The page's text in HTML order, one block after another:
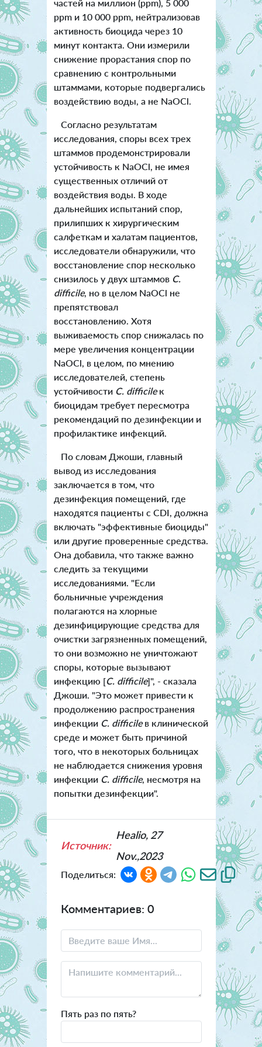
частей на миллион (ppm), 5 000
ppm и 10 000 ppm, нейтрализовав
активность биоцида через 10
минут контакта. Они измерили
снижение прорастания спор по
сравнению с контрольными
штаммами, которые подвергались
воздействию воды, а не NaOCl.
Согласно результатам
исследования, споры всех трех
штаммов продемонстрировали
устойчивость к NaOCl, не имея
существенных отличий от
воздействия воды. В ходе
дальнейших испытаний спор,
прилипших к хирургическим
салфеткам и халатам пациентов,
исследователи обнаружили, что
восстановление спор несколько
снизилось у двух штаммов C.
difficile, но в целом NaOCl не
препятствовал
восстановлению. Хотя
выживаемость спор снижалась по
мере увеличения концентрации
NaOCl, в целом, по мнению
исследователей, степень
устойчивости C. difficileк
биоцидам требует пересмотра
рекомендаций по дезинфекции и
профилактике инфекций.
По словам Джоши, главный
вывод из исследования
заключается в том, что
дезинфекция помещений, где
находятся пациенты с CDI, должна
включать "эффективные биоциды"
или другие проверенные средства.
Она добавила, что также важно
следить за текущими
исследованиями. "Если
больничные учреждения
полагаются на хлорные
дезинфицирующие средства для
очистки загрязненных помещений,
то они возможно не уничтожают
споры, которые вызывают
инфекцию [C. difficile]", - сказала
Джоши. "Это может привести к
продолжению распространения
инфекции C. difficileв клинической
среде и может быть причиной
того, что в некоторых больницах
не наблюдается снижения уровня
инфекции C. difficile, несмотря на
попытки дезинфекции".
Источник:
Healio, 27
Nov.,2023
Поделиться:
Комментариев: 0
Пять раз по пять?